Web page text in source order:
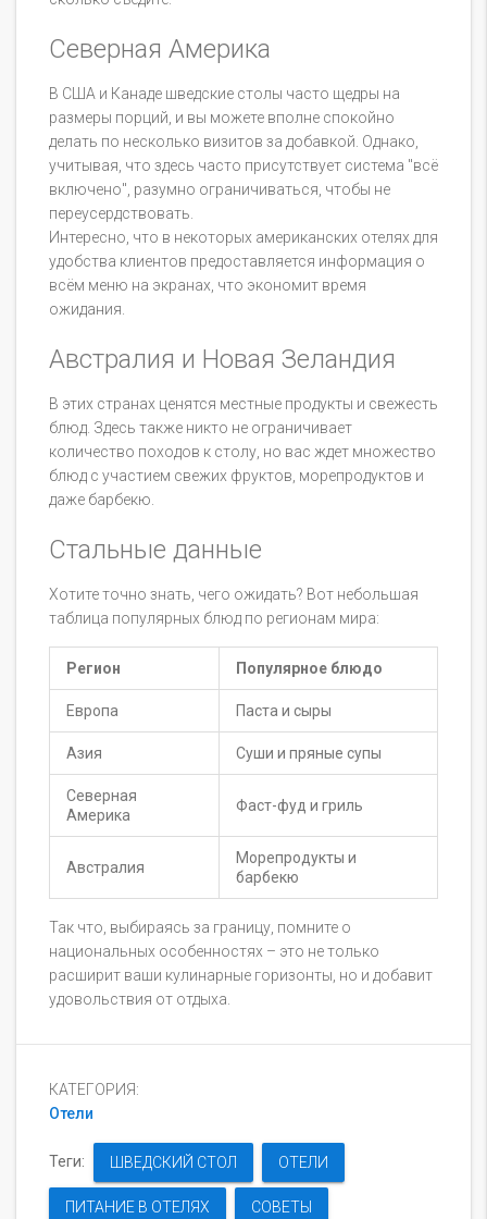
Северная Америка
В США и Канаде шведские столы часто щедры на
размеры порций, и вы можете вполне спокойно
делать по несколько визитов за добавкой. Однако,
учитывая, что здесь часто присутствует система "всё
включено", разумно ограничиваться, чтобы не
переусердствовать.
Интересно, что в некоторых американских отелях для
удобства клиентов предоставляется информация о
всём меню на экранах, что экономит время
ожидания.
Австралия и Новая Зеландия
В этих странах ценятся местные продукты и свежесть
блюд. Здесь также никто не ограничивает
количество походов к столу, но вас ждет множество
блюд с участием свежих фруктов, морепродуктов и
даже барбекю.
Стальные данные
Хотите точно знать, чего ожидать? Вот небольшая
таблица популярных блюд по регионам мира:
Регион Популярное блюдо
Европа Паста и сыры
Азия Суши и пряные супы
Северная
Америка
Фаст-фуд и гриль
Австралия
Морепродукты и
барбекю
Так что, выбираясь за границу, помните о
национальных особенностях – это не только
расширит ваши кулинарные горизонты, но и добавит
удовольствия от отдыха.
КАТЕГОРИЯ:
Отели
Теги: ШВЕДСКИЙ СТОЛ ОТЕЛИ
ПИТАНИЕ В ОТЕЛЯХ СОВЕТЫ